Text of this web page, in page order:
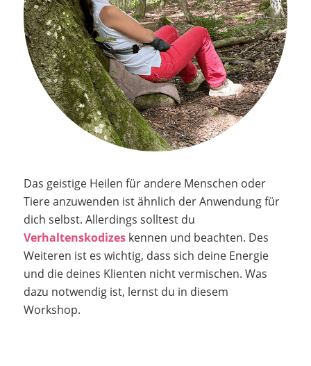
Das geistige Heilen für andere Menschen oder
Tiere anzuwenden ist ähnlich der Anwendung für
dich selbst. Allerdings solltest du
Verhaltenskodizeskennen und beachten. Des
Weiteren ist es wichtig, dass sich deine Energie
und die deines Klienten nicht vermischen. Was
dazu notwendig ist, lernst du in diesem
Workshop.